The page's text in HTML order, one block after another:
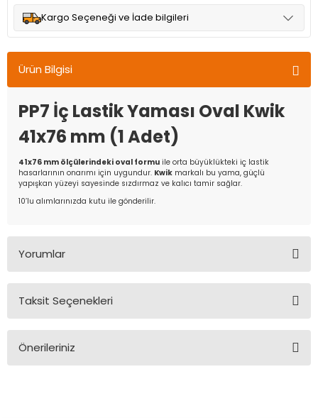
Kargo Seçeneği ve İade bilgileri
adresinize teslim edilir.
Ürün Bilgisi
PP7 İç Lastik Yaması Oval Kwik
41x76 mm (1 Adet)
41x76 mm ölçülerindeki oval formu ile orta büyüklükteki iç lastik
hasarlarının onarımı için uygundur. Kwik markalı bu yama, güçlü
yapışkan yüzeyi sayesinde sızdırmaz ve kalıcı tamir sağlar.
10’lu alımlarınızda kutu ile gönderilir.
Yorumlar
Taksit Seçenekleri
Önerileriniz